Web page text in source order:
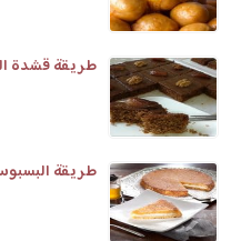
طريقة قشدة
طريقة